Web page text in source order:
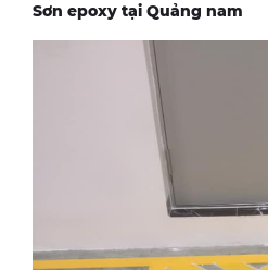
Sơn epoxy tại Quảng nam